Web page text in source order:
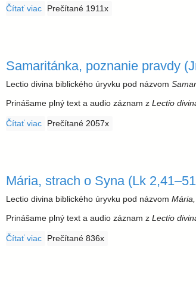
k
á
a
i
d
Čítať viac o Magdaléna, láska silnejšia ako smrť
Prečítané 1911x
Samaritánka, poznanie pravdy
Lectio divina biblického úryvku pod názvom
Prinášame plný text a audio záznam z Lectio
Čítať viac o Samaritánka, poznanie pravdy (Jn
Prečítané 2057x
Mária, strach o Syna (Lk
Lectio divina biblického úryvku pod názvom
Prinášame plný text a audio záznam z Lectio
Čítať viac o Mária, strach o Syna (Lk 2,41–51)
Prečítané 836x